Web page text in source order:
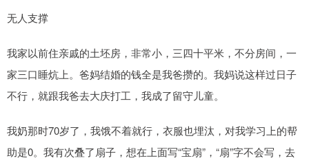
无人支撑
我家以前住亲戚的土坯房，非常小，三四十平米，不分房间，一
家三口睡炕上。爸妈结婚的钱全是我爸攒的。我妈说这样过日子
不行，就跟我爸去大庆打工，我成了留守儿童。
我奶那时70岁了，我饿不着就行，衣服也埋汰，对我学习上的帮
助是0。我有次叠了扇子，想在上面写“宝扇”，“扇”字不会写，去